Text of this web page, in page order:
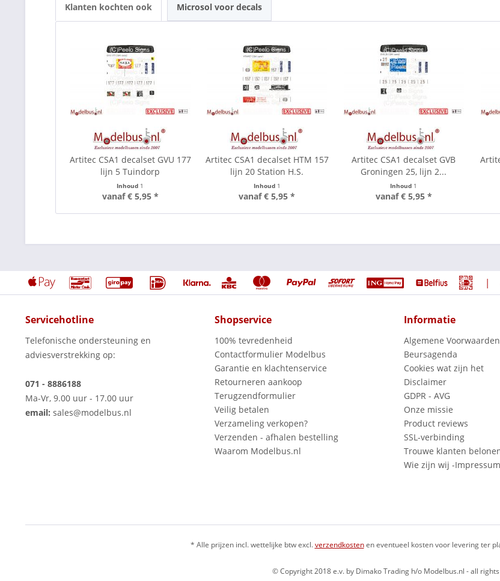
Klanten kochten ook Microsol voor decals
Artitec CSA1 decalset GVU 177
lijn 5 Tuindorp
Inhoud 1
vanaf € 5,95 *
Artitec CSA1 decalset HTM 157
lijn 20 Station H.S.
Inhoud 1
vanaf € 5,95 *
Artitec CSA1 decalset GVB
Groningen 25, lijn 2...
Inhoud 1
vanaf € 5,95 *
|
Servicehotline
Telefonische ondersteuning en
adviesverstrekking op:
071 - 8886188
Ma-Vr, 9.00 uur - 17.00 uur
email: sales@modelbus.nl
Shopservice
100% tevredenheid
Contactformulier Modelbus
Garantie en klachtenservice
Retourneren aankoop
Terugzendformulier
Veilig betalen
Verzameling verkopen?
Verzenden - afhalen bestelling
Waarom Modelbus.nl
Informatie
Algemene Voorwaarden
Beursagenda
Cookies wat zijn het
Disclaimer
GDPR - AVG
Onze missie
Product reviews
SSL-verbinding
Trouwe klanten
Wie zijn wij -
* Alle prijzen incl. wettelijke btw excl.verzendkostenen eventueel kosten voor levering ter
© Copyright 2018 e.v. by Dimako Trading h/o Modelbus.nl - all